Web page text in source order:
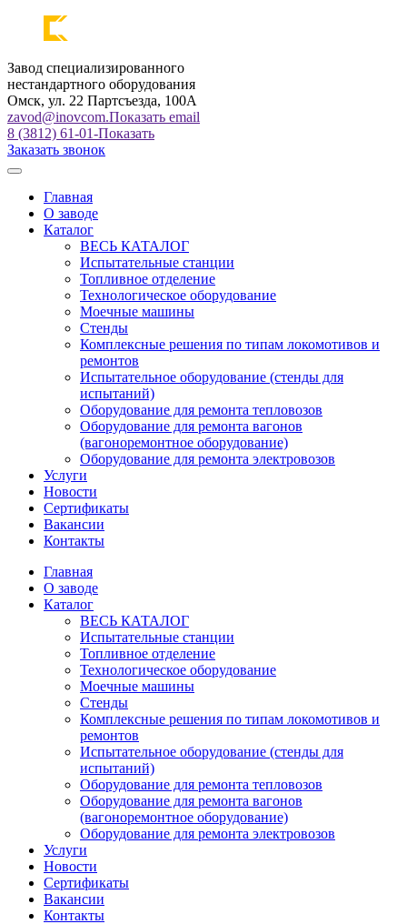
Завод специализированного
нестандартного оборудования
Омск, ул. 22 Партсъезда, 100А
zavod@inovcom.Показать email
8 (3812) 61-01-Показать
Заказать звонок
Главная
О заводе
Каталог
ВЕСЬ КАТАЛОГ
Испытательные станции
Топливное отделение
Технологическое оборудование
Моечные машины
Стенды
Комплексные решения по типам локомотивов и
ремонтов
Испытательное оборудование (стенды для
испытаний)
Оборудование для ремонта тепловозов
Оборудование для ремонта вагонов
(вагоноремонтное оборудование)
Оборудование для ремонта электровозов
Услуги
Новости
Сертификаты
Вакансии
Контакты
Главная
О заводе
Каталог
ВЕСЬ КАТАЛОГ
Испытательные станции
Топливное отделение
Технологическое оборудование
Моечные машины
Стенды
Комплексные решения по типам локомотивов и
ремонтов
Испытательное оборудование (стенды для
испытаний)
Оборудование для ремонта тепловозов
Оборудование для ремонта вагонов
(вагоноремонтное оборудование)
Оборудование для ремонта электровозов
Услуги
Новости
Сертификаты
Вакансии
Контакты